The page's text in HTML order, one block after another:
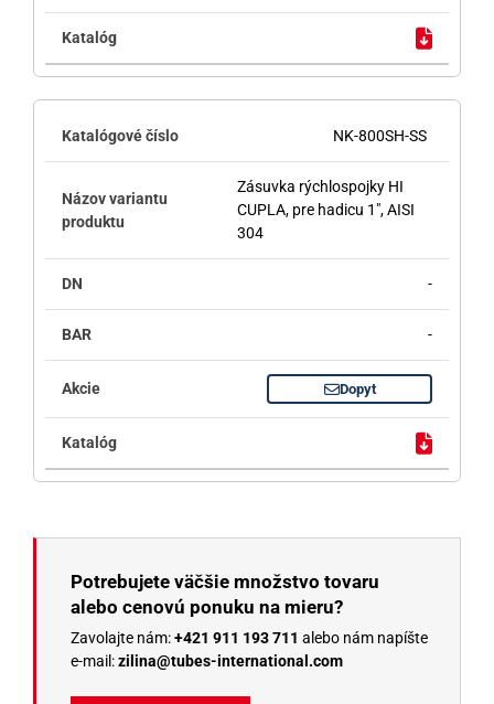
NK-800SH-SS
Zásuvka rýchlospojky HI
CUPLA, pre hadicu 1", AISI
304
-
-
Dopyt
Potrebujete väčšie množstvo tovaru
alebo cenovú ponuku na mieru?
Zavolajte nám:+421 911 193 711 alebo nám napíšte
e-mail:zilina@tubes-international.com